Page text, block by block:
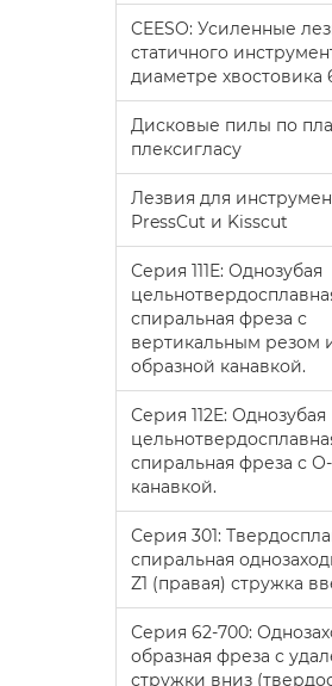
CEESO: Усиленные
статичного
диаметре хвостовика
Дисковые пилы по
плексигласу
Лезвия для
PressCut и Kisscut
Серия 111E: Однозубая
спиральная фреза с
вертикальным резом
образной канавкой.
Серия 112E: Однозубая
спиральная фреза с
канавкой.
Серия 301:
спиральная
Z1 (правая) стружка
Серия 62-700:
образная фреза с
стружки вниз